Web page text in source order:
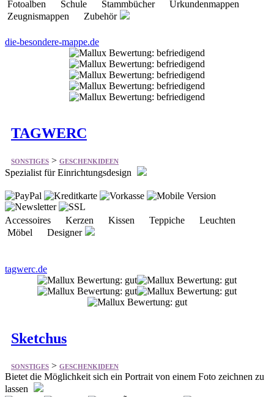
Fotoalben Schule Stammbücher Urkundenmappen
Zeugnismappen Zubehör
die-besondere-mappe.de
TAGWERC
SONSTIGES>GESCHENKIDEEN
Spezialist für Einrichtungsdesign
Accessoires Kerzen Kissen Teppiche Leuchten
Möbel Designer
tagwerc.de
Sketchus
SONSTIGES>GESCHENKIDEEN
Bietet die Möglichkeit sich ein Portrait von einem Foto zeichnen zu
lassen